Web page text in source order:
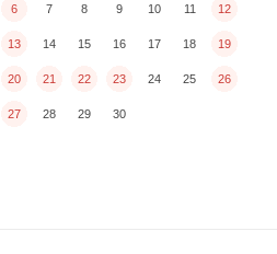
6 7 8 9 10 11 12
13 14 15 16 17 18 19
20 21 22 23 24 25 26
27 28 29 30